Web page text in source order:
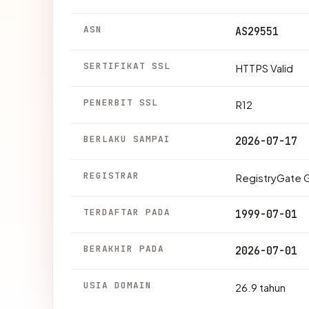
ASN AS29551
SERTIFIKAT SSL HTTPS Valid
PENERBIT SSL R12
BERLAKU SAMPAI 2026-07-17
REGISTRAR RegistryGate
TERDAFTAR PADA 1999-07-01
BERAKHIR PADA 2026-07-01
USIA DOMAIN 26.9 tahun